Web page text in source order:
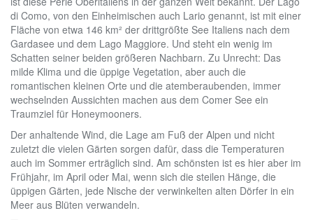
di Como, von den Einheimischen auch Lario genannt, ist mit einer
Fläche von etwa 146 km² der drittgrößte See Italiens nach dem
Gardasee und dem Lago Maggiore. Und steht ein wenig im
Schatten seiner beiden größeren Nachbarn. Zu Unrecht: Das
milde Klima und die üppige Vegetation, aber auch die
romantischen kleinen Orte und die atemberaubenden, immer
wechselnden Aussichten machen aus dem Comer See ein
Traumziel für Honeymooners.
Der anhaltende Wind, die Lage am Fuß der Alpen und nicht
zuletzt die vielen Gärten sorgen dafür, dass die Temperaturen
auch im Sommer erträglich sind. Am schönsten ist es hier aber im
Frühjahr, im April oder Mai, wenn sich die steilen Hänge, die
üppigen Gärten, jede Nische der verwinkelten alten Dörfer in ein
Meer aus Blüten verwandeln.